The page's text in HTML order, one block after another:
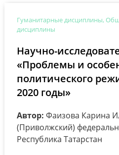
Гуманитарные дисциплины,
дисциплины
Научно-
«Проблемы и
политического
2020 годы»
Автор: Фаизова Карина
(Приволжский)
Республика Татарстан